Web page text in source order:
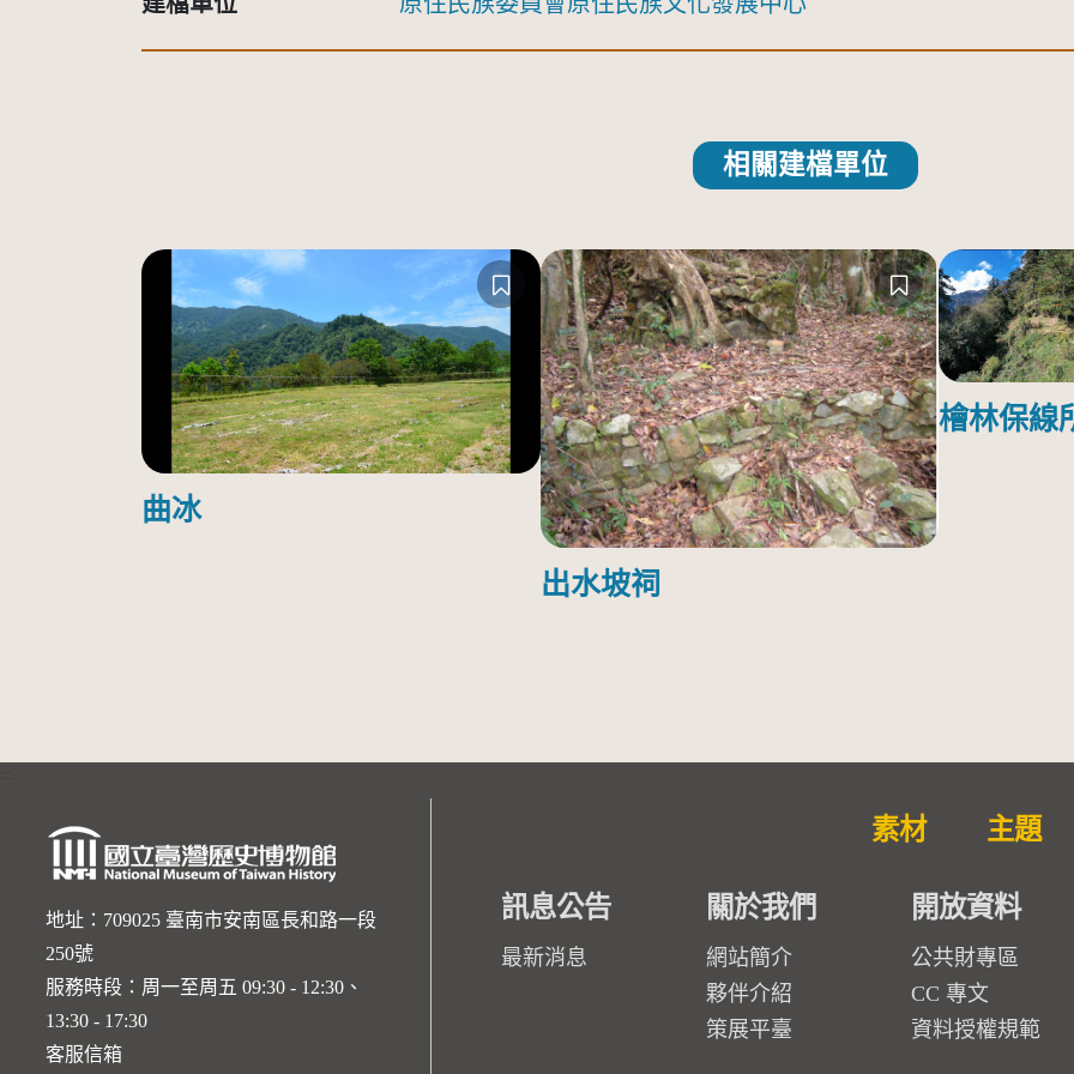
相關建檔單位
曲冰
出水坡祠
檜林保線
地址：709025 臺南市安南區長和路一段
250號
服務時段：周一至周五 09:30 - 12:30、
13:30 - 17:30
客服信箱
素材 主題
訊息公告
最新消息
關於我們
網站簡介
夥伴介紹
策展平臺
開放資料
公共財專區
CC 專文
資料授權規範